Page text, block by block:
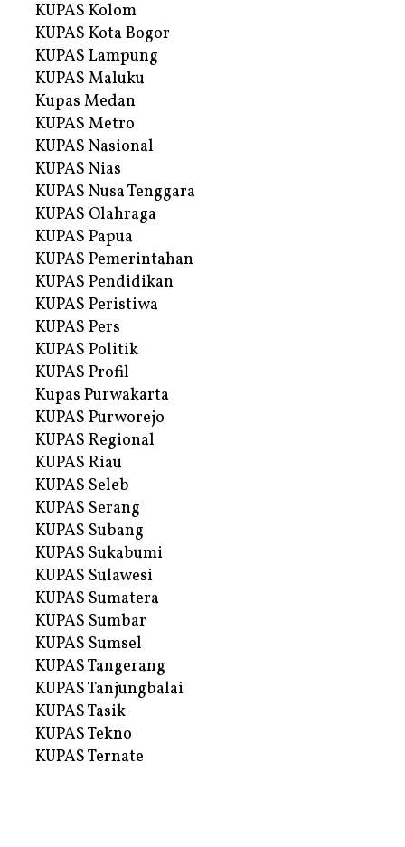
KUPAS Kolom
KUPAS Kota Bogor
KUPAS Lampung
KUPAS Maluku
Kupas Medan
KUPAS Metro
KUPAS Nasional
KUPAS Nias
KUPAS Nusa Tenggara
KUPAS Olahraga
KUPAS Papua
KUPAS Pemerintahan
KUPAS Pendidikan
KUPAS Peristiwa
KUPAS Pers
KUPAS Politik
KUPAS Profil
Kupas Purwakarta
KUPAS Purworejo
KUPAS Regional
KUPAS Riau
KUPAS Seleb
KUPAS Serang
KUPAS Subang
KUPAS Sukabumi
KUPAS Sulawesi
KUPAS Sumatera
KUPAS Sumbar
KUPAS Sumsel
KUPAS Tangerang
KUPAS Tanjungbalai
KUPAS Tasik
KUPAS Tekno
KUPAS Ternate